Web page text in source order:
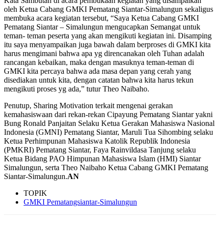
oleh Ketua Cabang GMKI Pematang Siantar-Simalungun sekaligus
membuka acara kegiatan tersebut, “Saya Ketua Cabang GMKI
Pematang Siantar – Simalungun mengucapkan Semangat untuk
teman- teman peserta yang akan mengikuti kegiatan ini. Disamping
itu saya menyampaikan juga bawah dalam berproses di GMKI kita
harus mengimani bahwa apa yg direncanakan oleh Tuhan adalah
rancangan kebaikan, maka dengan masuknya teman-teman di
GMKI kita percaya bahwa ada masa depan yang cerah yang
disediakan untuk kita, dengan catatan bahwa kita harus tekun
mengikuti proses yg ada,” tutur Theo Naibaho.
Penutup, Sharing Motivation terkait mengenai gerakan
kemahasiswaan dari rekan-rekan Cipayung Pematang Siantar yakni
Bung Ronald Panjaitan Selaku Ketua Gerakan Mahasiswa Nasional
Indonesia (GMNI) Pematang Siantar, Maruli Tua Sihombing selaku
Ketua Perhimpunan Mahasiswa Katolik Republik Indonesia
(PMKRI) Pematang Siantar, Faya Rainvildasa Tanjung selaku
Ketua Bidang PAO Himpunan Mahasiswa Islam (HMI) Siantar
Simalungun, serta Theo Naibaho Ketua Cabang GMKI Pematang
Siantar-Simalungun.AN
TOPIK
GMKI Pematangsiantar-Simalungun